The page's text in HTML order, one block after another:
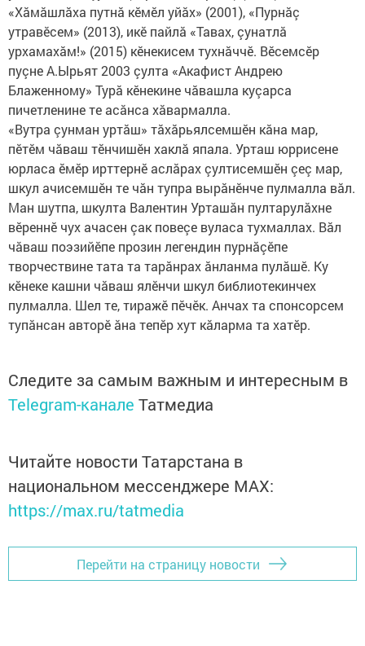
«Хăмăшлăха путнă кӗмӗл уйăх» (2001), «Пурнăç
утравӗсем» (2013), икӗ пайлă «Тавах, çунатлă
урхамахăм!» (2015) кӗнекисем тухнăччӗ. Вӗсемсӗр
пуçне А.Ырьят 2003 çулта «Акафист Андрею
Блаженному» Турă кӗнекине чăвашла куçарса
пичетленине те асăнса хăвармалла.
«Вутра çунман уртăш» тăхăрьялсемшӗн кăна мар,
пӗтӗм чăваш тӗнчишӗн хаклă япала. Урташ юррисене
юрласа ӗмӗр ирттернӗ аслăрах çултисемшӗн çеç мар,
шкул ачисемшӗн те чăн тупра вырăнӗнче пулмалла вăл.
Ман шутпа, шкулта Валентин Урташăн пултарулăхне
вӗреннӗ чух ачасен çак повеçе вуласа тухмаллах. Вăл
чăваш поэзийӗпе прозин легендин пурнăçӗпе
творчествине тата та тарăнрах ăнланма пулăшӗ. Ку
кӗнеке кашни чăваш ялӗнчи шкул библиотекинчех
пулмалла. Шел те, тиражӗ пӗчӗк. Анчах та спонсорсем
тупăнсан авторӗ ăна тепӗр хут кăларма та хатӗр.
Следите за самым важным и интересным в
Telegram-канале Татмедиа
Читайте новости Татарстана в
национальном мессенджере MАХ:
https://max.ru/tatmedia
Перейти на страницу новости